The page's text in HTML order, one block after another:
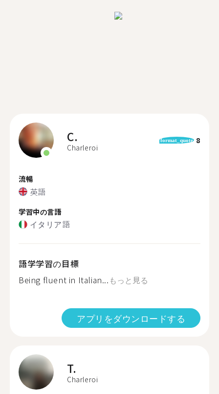
C.
Charleroi
format_quote 8
流暢
英語
学習中の言語
イタリア語
語学学習の目標
Being fluent in Italian... もっと見る
アプリをダウンロードする
T.
Charleroi